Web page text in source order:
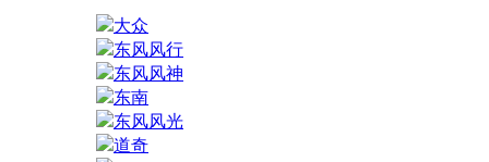
大众
东风风行
东风风神
东南
东风风光
道奇